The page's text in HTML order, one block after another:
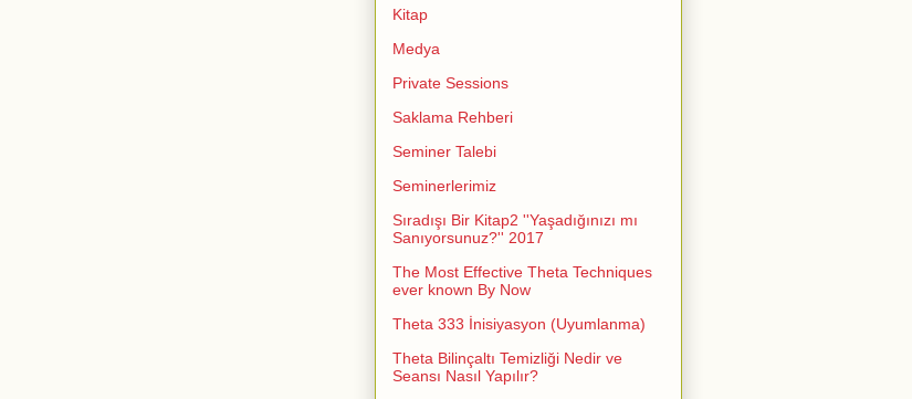
Kitap
Medya
Private Sessions
Saklama Rehberi
Seminer Talebi
Seminerlerimiz
Sıradışı Bir Kitap2 ''Yaşadığınızı mı
Sanıyorsunuz?'' 2017
The Most Effective Theta Techniques
ever known By Now
Theta 333 İnisiyasyon (Uyumlanma)
Theta Bilinçaltı Temizliği Nedir ve
Seansı Nasıl Yapılır?